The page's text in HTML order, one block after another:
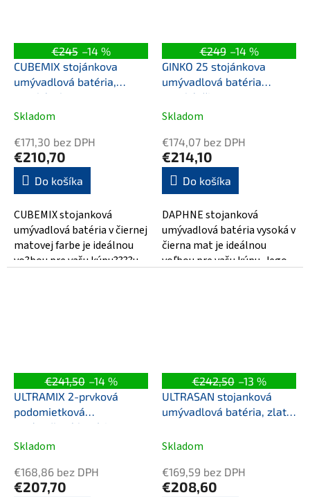
€245 –14 %
CUBEMIX stojánkova
umývadlová batéria,
vysoká, zlato mat
Skladom
€171,30 bez DPH
€210,70
Do košíka
CUBEMIX stojanková
umývadlová batéria v čiernej
matovej farbe je ideálnou
vo?bou pre vašu kúpu????u.
€249 –14 %
GINKO 25 stojánkova
umývadlová batéria
vysoká, čierna mat
Skladom
€174,07 bez DPH
€214,10
Do košíka
DAPHNE stojanková
umývadlová batéria vysoká v
čierna mat je ideálnou
voľbou pre vašu kúpu. Jego
€241,50 –14 %
ULTRAMIX 2-prvková
podomietková
umývadlová batéria,
hubica 10cm, chróm
Skladom
€168,86 bez DPH
€207,70
€242,50 –13 %
ULTRASAN stojanková
umývadlová batéria, zlato
Skladom
€169,59 bez DPH
€208,60